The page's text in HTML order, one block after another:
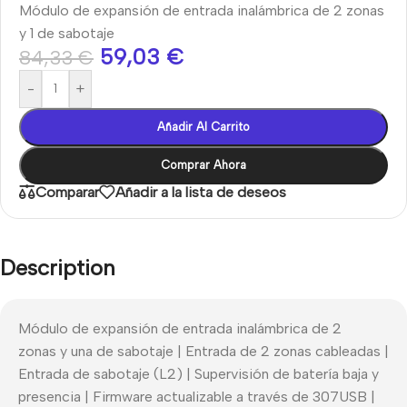
Módulo de expansión de entrada inalámbrica de 2 zonas
y 1 de sabotaje
84,33€ 59,03 €
- +
Añadir Al Carrito
Comprar Ahora
Comparar Añadir a la lista de deseos
Description
Módulo de expansión de entrada inalámbrica de 2
zonas y una de sabotaje | Entrada de 2 zonas cableadas |
Entrada de sabotaje (L2) | Supervisión de batería baja y
presencia | Firmware actualizable a través de 307USB |